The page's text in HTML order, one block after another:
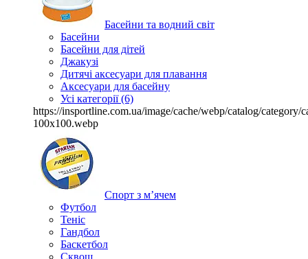
Басейни та водний світ
Басейни
Басейни для дітей
Джакузі
Дитячі аксесуари для плавання
Аксесуари для басейну
Усі категорії (6)
https://insportline.com.ua/image/cache/webp/catalog/category/
100x100.webp
Спорт з м’ячем
Футбол
Теніс
Гандбол
Баскетбол
Сквош